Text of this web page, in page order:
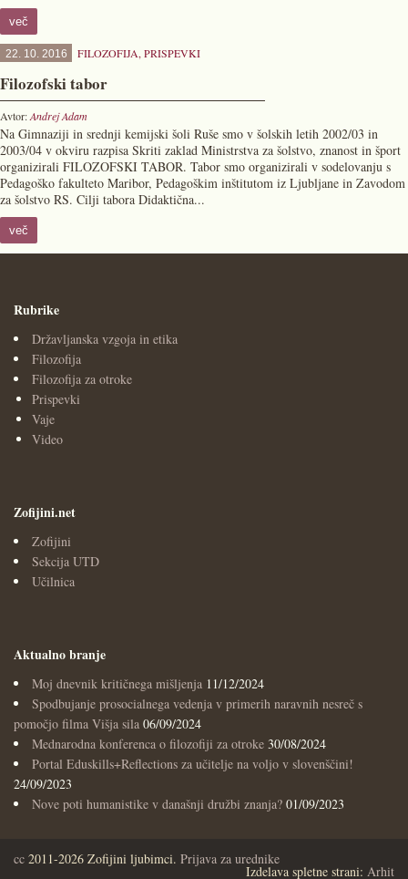
več
22. 10. 2016 FILOZOFIJA, PRISPEVKI
Filozofski tabor
Avtor:Andrej Adam
Na Gimnaziji in srednji kemijski šoli Ruše smo v šolskih letih 2002/03 in
2003/04 v okviru razpisa Skriti zaklad Ministrstva za šolstvo, znanost in šport
organizirali FILOZOFSKI TABOR. Tabor smo organizirali v sodelovanju s
Pedagoško fakulteto Maribor, Pedagoškim inštitutom iz Ljubljane in Zavodom
za šolstvo RS. Cilji tabora Didaktična...
več
Rubrike
Državljanska vzgoja in etika
Filozofija
Filozofija za otroke
Prispevki
Vaje
Video
Zofijini.net
Zofijini
Sekcija UTD
Učilnica
Aktualno branje
Moj dnevnik kritičnega mišljenja 11/12/2024
Spodbujanje prosocialnega vedenja v primerih naravnih nesreč s
pomočjo filma Višja sila 06/09/2024
Mednarodna konferenca o filozofiji za otroke 30/08/2024
Portal Eduskills+Reflections za učitelje na voljo v slovenščini!
24/09/2023
Nove poti humanistike v današnji družbi znanja? 01/09/2023
cc 2011-2026 Zofijini ljubimci. Prijava za urednike
Izdelava spletne strani: Arhit